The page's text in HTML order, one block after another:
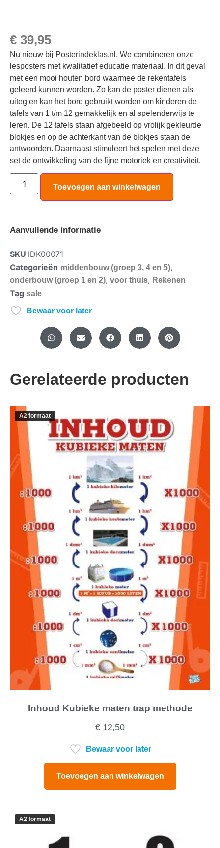
€ 39,95
Nu nieuw bij Posterindeklas.nl. We combineren onze
lesposters met kwalitatief educatie materiaal. In dit geval
met een mooi houten bord waarmee de rekentafels
geleerd kunnen worden. Zo kan de poster dienen als
uiteg en kan het bord gebruikt worden om kinderen de
tafels van 1 t/m 12 gemakkelijk en al spelenderwijs te
leren. De 12 tafels staan afgebeeld op vrolijk gekleurde
blokjes en op de achterkant van de blokjes staan de
antwoorden. Daarnaast stimuleert het spelen met deze
set de ontwikkeling van de fijne motoriek en creativiteit.
Toevoegen aan winkelwagen
Aanvullende informatie
SKU IDK00071
Categorieën middenbouw (groep 3, 4 en 5),
onderbouw (groep 1 en 2), voor thuis, Rekenen
Tag sale
Bewaar voor later
Gerelateerde producten
A2 formaat
Inhoud Kubieke maten trap methode
€ 12,50
Bewaar voor later
Toevoegen aan winkelwagen
A2 formaat